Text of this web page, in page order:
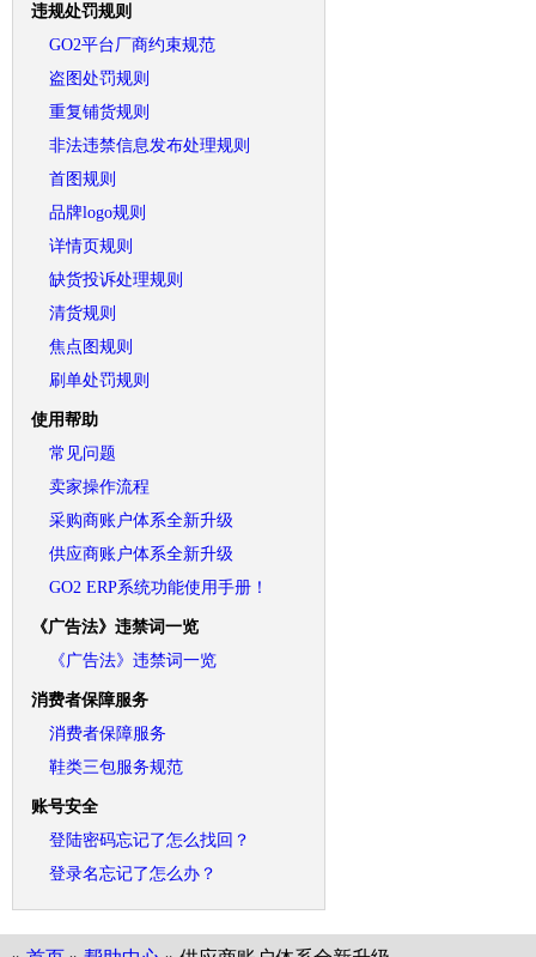
违规处罚规则
GO2平台厂商约束规范
盗图处罚规则
重复铺货规则
非法违禁信息发布处理规则
首图规则
品牌logo规则
详情页规则
缺货投诉处理规则
清货规则
焦点图规则
刷单处罚规则
使用帮助
常见问题
卖家操作流程
采购商账户体系全新升级
供应商账户体系全新升级
GO2 ERP系统功能使用手册！
《广告法》违禁词一览
《广告法》违禁词一览
消费者保障服务
消费者保障服务
鞋类三包服务规范
账号安全
登陆密码忘记了怎么找回？
登录名忘记了怎么办？